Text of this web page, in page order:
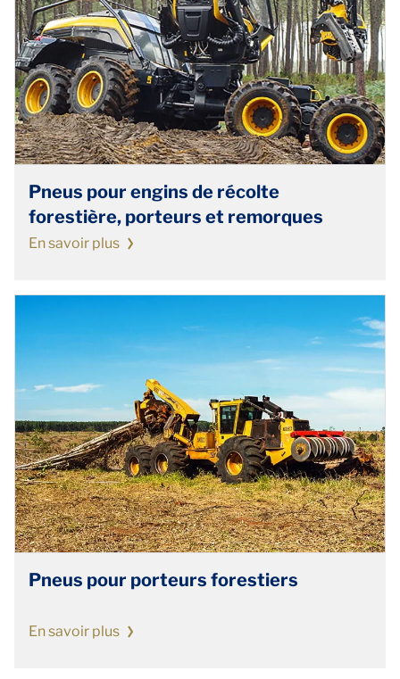
Pneus pour engins de récolte
forestière, porteurs et remorques
En savoir plus
Pneus pour porteurs forestiers
En savoir plus